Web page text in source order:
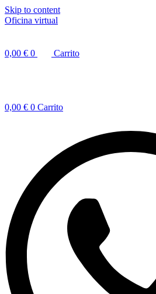
Skip to content
Oficina virtual
0,00 € 0 Carrito
0,00 € 0 Carrito